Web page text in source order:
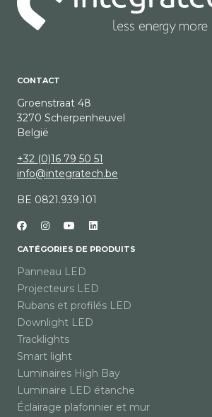
CONTACT
Groenstraat 48
3270 Scherpenheuvel
België
+32 (0)16 79 50 51
info@integratech.be
BE 0821.939.101
CATÉGORIES DE PRODUITS
Panneau LED
Projecteurs LED
Rubans et profilés LED
Downlight LED
Tracklights
Smart light
Luminaires High Bay
Luminaire LED étanche
Éclairage plafonnier et mur